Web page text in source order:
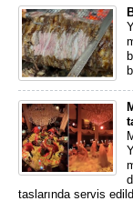
taslarında servis